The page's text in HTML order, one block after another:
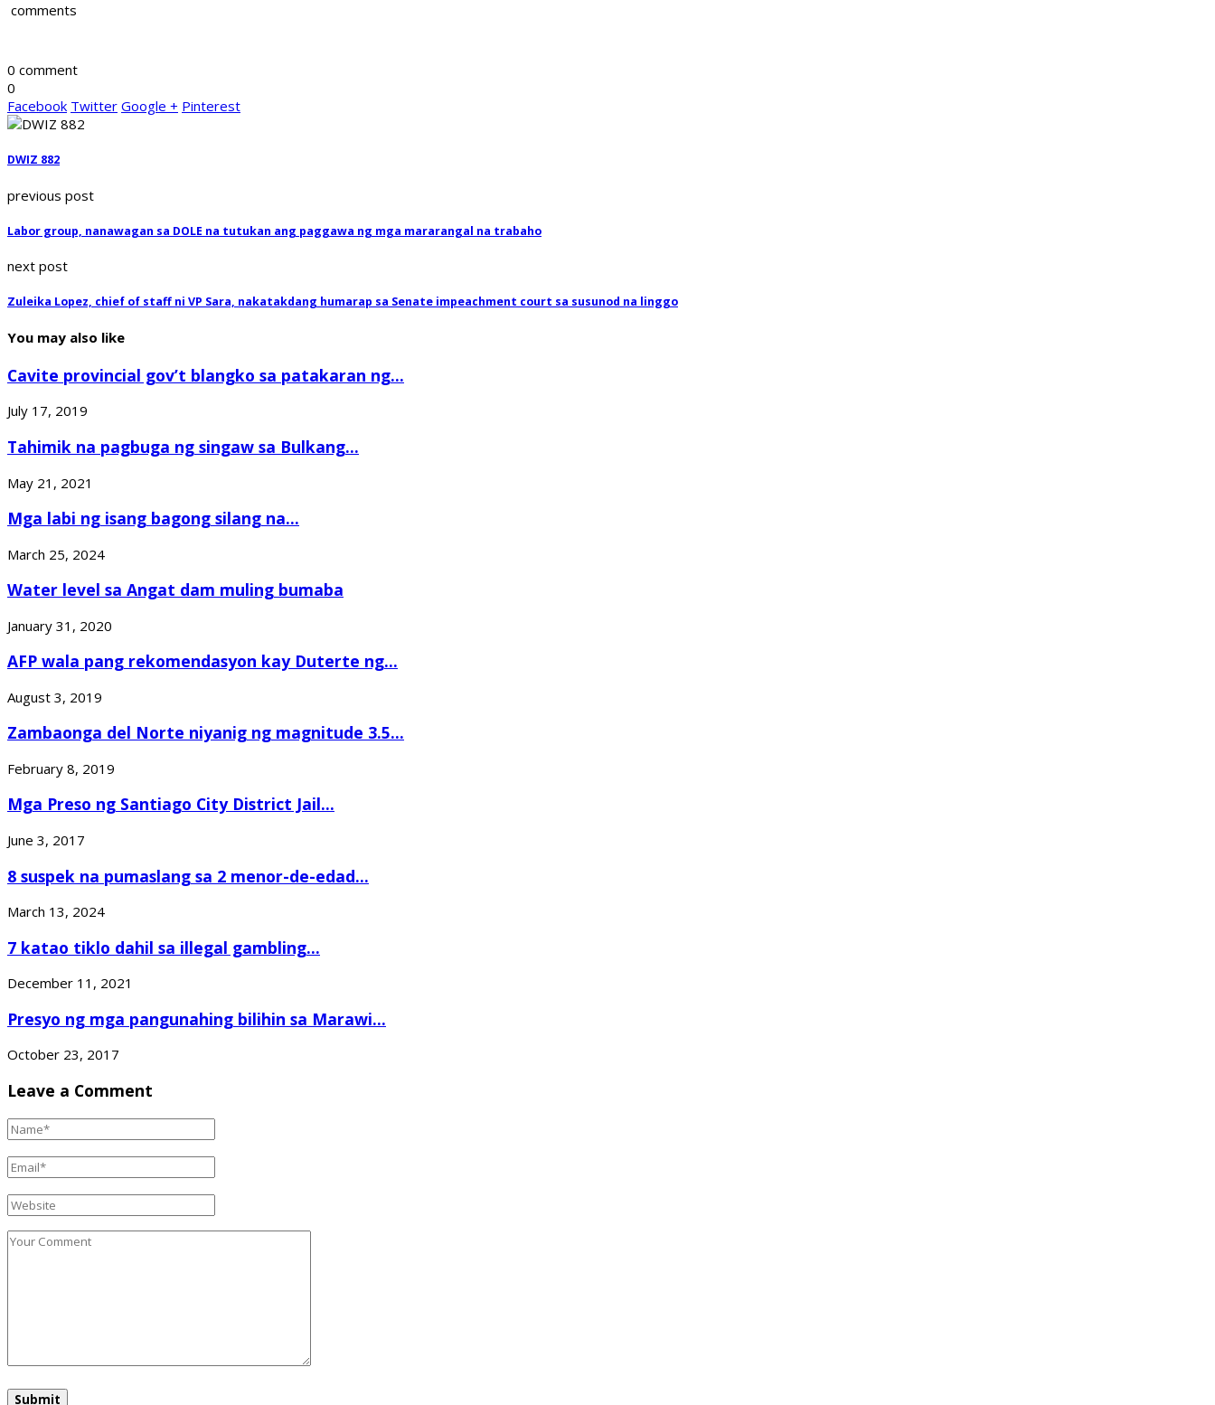
comments
0 comment
0
Facebook Twitter Google + Pinterest
DWIZ 882
previous post
Labor group, nanawagan sa DOLE na tutukan ang paggawa ng mga mararangal na trabaho
next post
Zuleika Lopez, chief of staff ni VP Sara, nakatakdang humarap sa Senate impeachment court sa susunod na linggo
You may also like
Cavite provincial gov’t blangko sa patakaran ng...
July 17, 2019
Tahimik na pagbuga ng singaw sa Bulkang...
May 21, 2021
Mga labi ng isang bagong silang na...
March 25, 2024
Water level sa Angat dam muling bumaba
January 31, 2020
AFP wala pang rekomendasyon kay Duterte ng...
August 3, 2019
Zambaonga del Norte niyanig ng magnitude 3.5...
February 8, 2019
Mga Preso ng Santiago City District Jail...
June 3, 2017
8 suspek na pumaslang sa 2 menor-de-edad...
March 13, 2024
7 katao tiklo dahil sa illegal gambling...
December 11, 2021
Presyo ng mga pangunahing bilihin sa Marawi...
October 23, 2017
Leave a Comment